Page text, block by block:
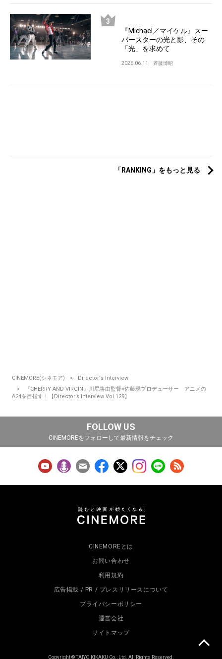
『Michael／マイケル』スー
パースターの光と影、その
「光」を求めて
2026.06.11 斉藤博昭
「RANKING」をもっと見る
CINEMORE(シネモア)
Director‘s Interview
『CHERRY AND VIRGIN』川尻将由監督×佐藤現プロデューサー アニメの
A24を目指す！【Director’s Interview Vol.129】
FOLLOW US
CINEMOREをフォローして最新情報をチェック
CINEMOREとは
お問い合わせ
利用規約
広告掲載 / PR / プレスリリースについて
プライバシーポリシー
運営会社
サイトマップ
Copyright © TAIYO KIKAKU Co., Ltd. All Rights Reserved.